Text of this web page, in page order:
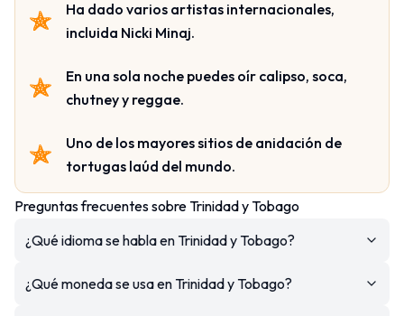
Ha dado varios artistas internacionales,
incluida Nicki Minaj.
En una sola noche puedes oír calipso, soca,
chutneyy reggae.
Uno de los mayores sitios de anidación de
tortugas laúd del mundo.
Preguntas frecuentes sobre Trinidad y Tobago
¿Qué idioma se habla en Trinidad y Tobago?
¿Qué moneda se usa en Trinidad y Tobago?